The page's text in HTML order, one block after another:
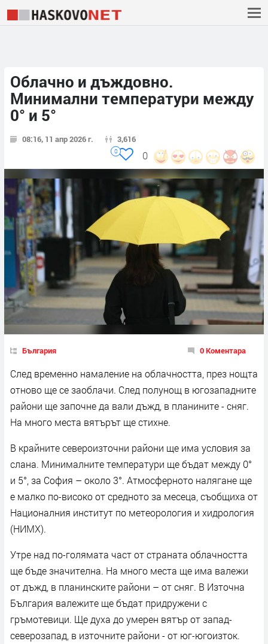
Облачно и дъждовно.
Минимални температури между
0° и 5°
08:16, 11 апр 2026 г. 3,616
0
0
България 0 Коментара
След временно намаление на облачността, през нощта
отново ще се заоблачи. След полунощ в югозападните
райони ще започне да вали дъжд, в планините - сняг.
На много места вятърът ще стихне.
В крайните североизточни райони ще има условия за
слана. Минималните температури ще бъдат между 0°
и 5°, за София – около 3°. Атмосферното налягане ще
е малко по-високо от средното за месеца, съобщиха от
Националния институт по метеорология и хидрология
(НИМХ).
Утре над по-голямата част от страната облачността
ще бъде значителна. На много места ще има валежи
от дъжд, в планинските райони – от сняг. В Източна
България валежите ще бъдат придружени с
гръмотевици. Ще духа до умерен вятър от запад-
северозапад, в източните райони - от юг-югоизток.